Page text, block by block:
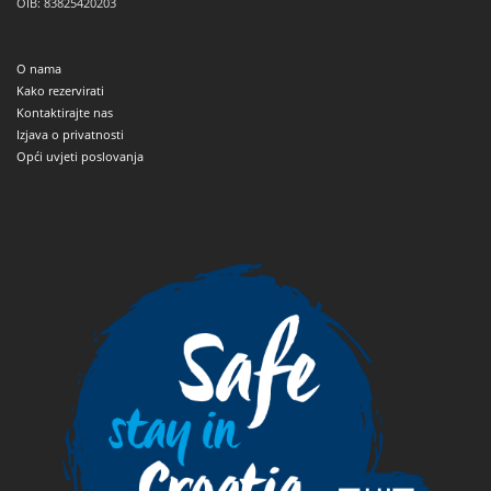
O nama
Kako rezervirati
Kontaktirajte nas
Izjava o privatnosti
Opći uvjeti poslovanja